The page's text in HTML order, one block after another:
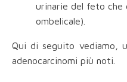
urinarie del feto che
ombelicale).
Qui di seguito vediamo,
adenocarcinomi più noti.